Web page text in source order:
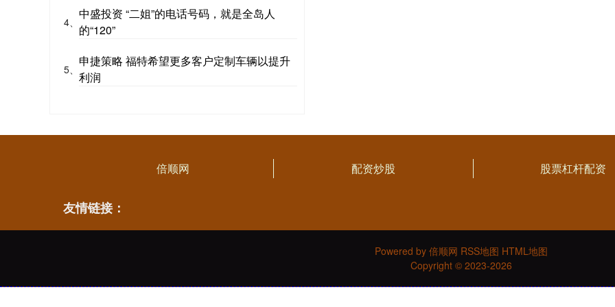
4、
中盛投资 “二姐”的电话号码，就是全岛人
的“120”
5、
申捷策略 福特希望更多客户定制车辆以提升
利润
倍顺网 配资炒股 股票杠杆配资
友情链接：
Powered by 倍顺网 RSS地图 HTML地图
Copyright © 2023-2026